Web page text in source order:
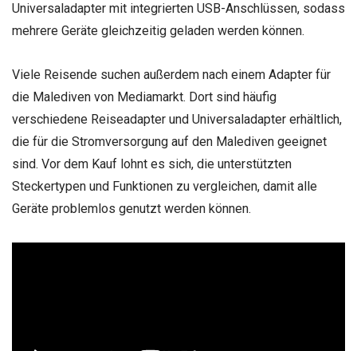
Universaladapter mit integrierten USB-Anschlüssen, sodass
mehrere Geräte gleichzeitig geladen werden können.
Viele Reisende suchen außerdem nach einem Adapter für
die Malediven von Mediamarkt. Dort sind häufig
verschiedene Reiseadapter und Universaladapter erhältlich,
die für die Stromversorgung auf den Malediven geeignet
sind. Vor dem Kauf lohnt es sich, die unterstützten
Steckertypen und Funktionen zu vergleichen, damit alle
Geräte problemlos genutzt werden können.